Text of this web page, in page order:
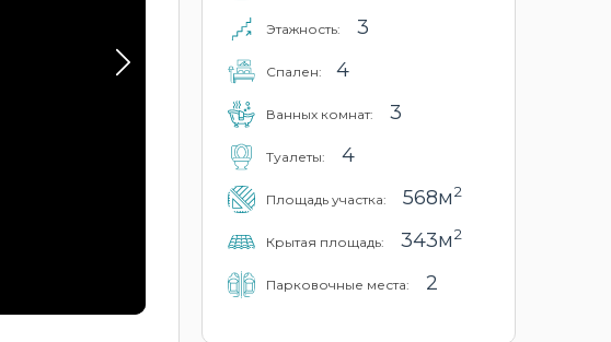
Этажность: 3
Cпален: 4
Ванных комнат: 3
Туалеты: 4
Площадь участка: 568м2
Крытая площадь: 343м2
Парковочные места: 2